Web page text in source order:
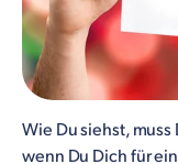
Wie Du siehst,
wenn Du Dich für